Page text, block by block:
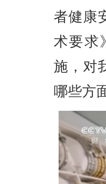
者健康
术要求
施，对
哪些方